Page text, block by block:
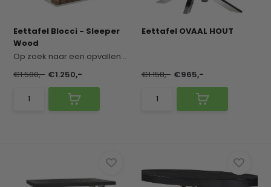
Eettafel Blocci - Sleeper
Wood
Op zoek naar een opvallende eettafel met een uni...
€1.500,- €1.250,-
Eettafel OVAAL HOUT
€1.158,- €965,-